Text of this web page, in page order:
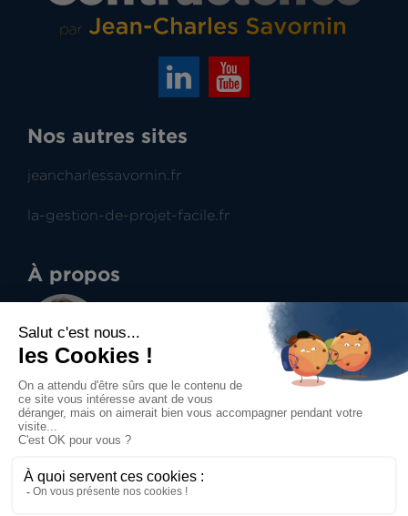
Nos autres sites
jeancharlessavornin.fr
la-gestion-de-projet-facile.fr
À propos
Jean-Charles Savornin
Dirigeant de projectence
Professionnel du management de projet et du
contract management, aide à la prise de
décisions.
Accueil
Mentions légales
Politique de confidentialité